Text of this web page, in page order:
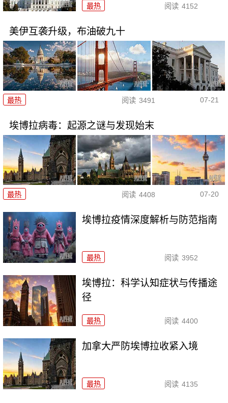
最热 阅读 4152
美伊互袭升级，布油破九十
最热 阅读 3491 07-21
埃博拉病毒：起源之谜与发现始末
最热 阅读 4408 07-20
埃博拉疫情深度解析与防范指南
最热 阅读 3952
埃博拉：科学认知症状与传播途
径
最热 阅读 4400
加拿大严防埃博拉收紧入境
最热 阅读 4135